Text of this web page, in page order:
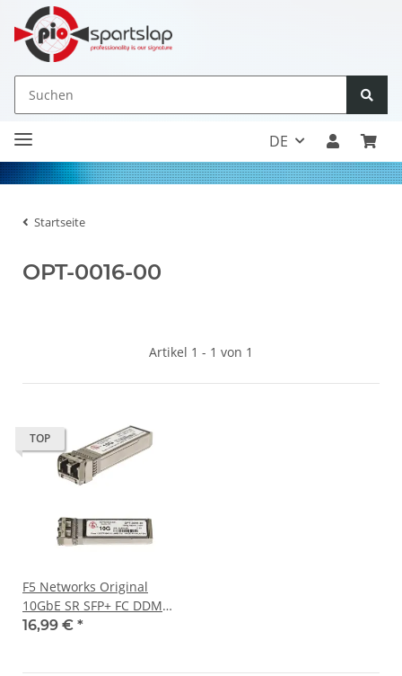
DE
Startseite
OPT-0016-00
Artikel 1 - 1 von 1
TOP
F5 Networks Original
10GbE SR SFP+ FC DDM
Transceiver Module OPT-
16,99 € *